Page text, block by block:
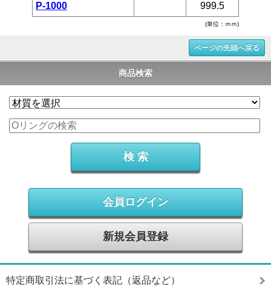
(単位：ｍｍ)
P-1000 999.5
ページの先頭へ戻る
商品検索
会員ログイン
新規会員登録
特定商取引法に基づく表記（返品など）